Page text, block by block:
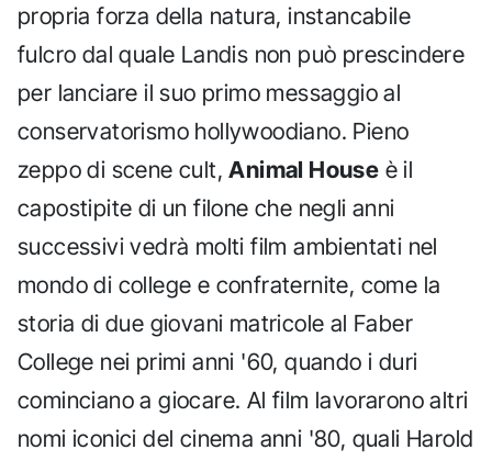
propria forza della natura, instancabile
fulcro dal quale Landis non può prescindere
per lanciare il suo primo messaggio al
conservatorismo hollywoodiano. Pieno
zeppo di scene cult,Animal House è il
capostipite di un filone che negli anni
successivi vedrà molti film ambientati nel
mondo di college e confraternite, come la
storia di due giovani matricole al Faber
College nei primi anni '60, quando i duri
cominciano a giocare. Al film lavorarono altri
nomi iconici del cinema anni '80, quali Harold